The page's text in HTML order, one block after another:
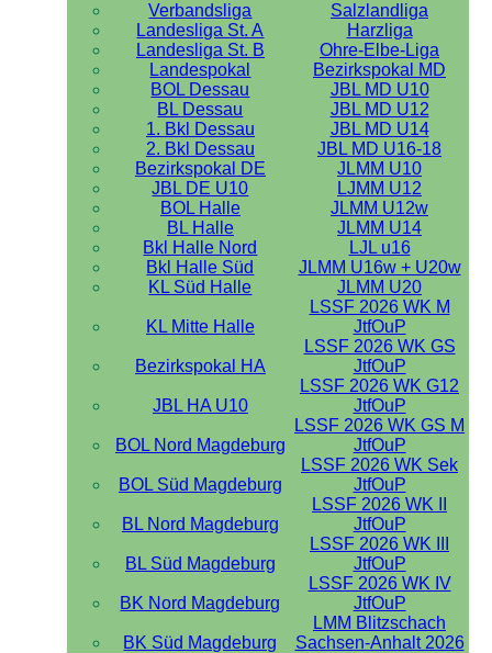
Verbandsliga
Salzlandliga
Landesliga St. A
Harzliga
Landesliga St. B
Ohre-Elbe-Liga
Landespokal
Bezirkspokal MD
BOL Dessau
JBL MD U10
BL Dessau
JBL MD U12
1. Bkl Dessau
JBL MD U14
2. Bkl Dessau
JBL MD U16-18
Bezirkspokal DE
JLMM U10
JBL DE U10
LJMM U12
BOL Halle
JLMM U12w
BL Halle
JLMM U14
Bkl Halle Nord
LJL u16
Bkl Halle Süd
JLMM U16w + U20w
KL Süd Halle
JLMM U20
KL Mitte Halle
LSSF 2026 WK M
JtfOuP
Bezirkspokal HA
LSSF 2026 WK GS
JtfOuP
JBL HA U10
LSSF 2026 WK G12
JtfOuP
BOL Nord Magdeburg
LSSF 2026 WK GS M
JtfOuP
BOL Süd Magdeburg
LSSF 2026 WK Sek
JtfOuP
BL Nord Magdeburg
LSSF 2026 WK II
JtfOuP
BL Süd Magdeburg
LSSF 2026 WK III
JtfOuP
BK Nord Magdeburg
LSSF 2026 WK IV
JtfOuP
BK Süd Magdeburg
LMM Blitzschach
Sachsen-Anhalt 2026